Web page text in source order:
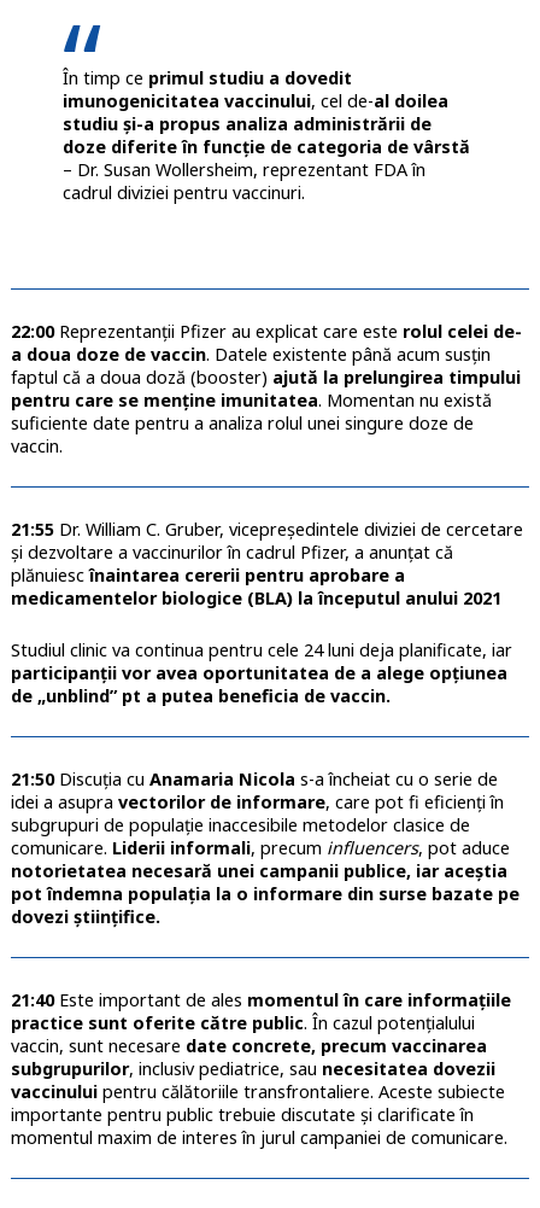
În timp ce primul studiu a dovedit
imunogenicitatea vaccinului, cel de-al doilea
studiu și-a propus analiza administrării de
doze diferite în funcție de categoria de vârstă
– Dr. Susan Wollersheim, reprezentant FDA în
cadrul diviziei pentru vaccinuri.
22:00Reprezentanții Pfizer au explicat care este rolul celei de-
a doua doze de vaccin. Datele existente până acum susțin
faptul că a doua doză (booster) ajută la prelungirea timpului
pentru care se menține imunitatea. Momentan nu există
suficiente date pentru a analiza rolul unei singure doze de
vaccin.
21:55Dr. William C. Gruber, vicepreședintele diviziei de cercetare
și dezvoltare a vaccinurilor în cadrul Pfizer, a anunțat că
plănuiescînaintarea cererii pentru aprobare a
medicamentelor biologice (BLA) la începutul anului 2021
Studiul clinic va continua pentru cele 24 luni deja planificate, iar
participanții vor avea oportunitatea de a alege opțiunea
de „unblind” pt a putea beneficia de vaccin.
21:50Discuția cu Anamaria Nicola s-a încheiat cu o serie de
idei a asupra vectorilor de informare, care pot fi eficienți în
subgrupuri de populație inaccesibile metodelor clasice de
comunicare. Liderii informali, precum influencers, pot aduce
notorietatea necesară unei campanii publice, iar aceștia
pot îndemna populația la o informare din surse bazate pe
dovezi științifice.
21:40Este important de ales momentul în care informațiile
practice sunt oferite către public. În cazul potențialului
vaccin, sunt necesare date concrete, precum vaccinarea
subgrupurilor, inclusiv pediatrice, sau necesitatea dovezii
vaccinuluipentru călătoriile transfrontaliere. Aceste subiecte
importante pentru public trebuie discutate și clarificate în
momentul maxim de interes în jurul campaniei de comunicare.